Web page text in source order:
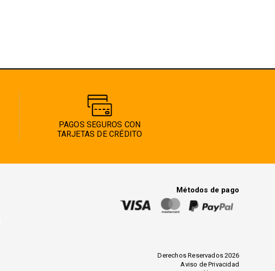
PAGOS SEGUROS CON
TARJETAS DE CRÉDITO
Métodos de pago
Derechos Reservados 2026
Aviso de Privacidad